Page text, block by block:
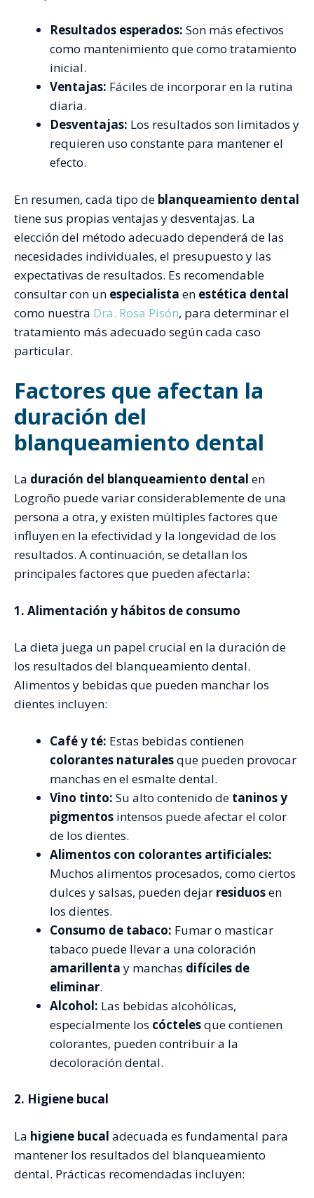
Resultados esperados: Son más efectivos
como mantenimiento que como tratamiento
inicial.
Ventajas: Fáciles de incorporar en la rutina
diaria.
Desventajas: Los resultados son limitados y
requieren uso constante para mantener el
efecto.
En resumen, cada tipo de blanqueamiento dental
tiene sus propias ventajas y desventajas. La
elección del método adecuado dependerá de las
necesidades individuales, el presupuesto y las
expectativas de resultados. Es recomendable
consultar con un especialista en estética dental
como nuestra Dra. Rosa Pisón, para determinar el
tratamiento más adecuado según cada caso
particular.
Factores que afectan la
duración del
blanqueamiento dental
La duración del blanqueamiento dental en
Logroño puede variar considerablemente de una
persona a otra, y existen múltiples factores que
influyen en la efectividad y la longevidad de los
resultados. A continuación, se detallan los
principales factores que pueden afectarla:
1. Alimentación y hábitos de consumo
La dieta juega un papel crucial en la duración de
los resultados del blanqueamiento dental.
Alimentos y bebidas que pueden manchar los
dientes incluyen:
Café y té: Estas bebidas contienen
colorantes naturalesque pueden provocar
manchas en el esmalte dental.
Vino tinto: Su alto contenido de taninos y
pigmentos intensos puede afectar el color
de los dientes.
Alimentos con colorantes artificiales:
Muchos alimentos procesados, como ciertos
dulces y salsas, pueden dejar residuosen
los dientes.
Consumo de tabaco: Fumar o masticar
tabaco puede llevar a una coloración
amarillenta y manchas difíciles de
eliminar.
Alcohol: Las bebidas alcohólicas,
especialmente los cóctelesque contienen
colorantes, pueden contribuir a la
decoloración dental.
2. Higiene bucal
La higiene bucal adecuada es fundamental para
mantener los resultados del blanqueamiento
dental. Prácticas recomendadas incluyen: